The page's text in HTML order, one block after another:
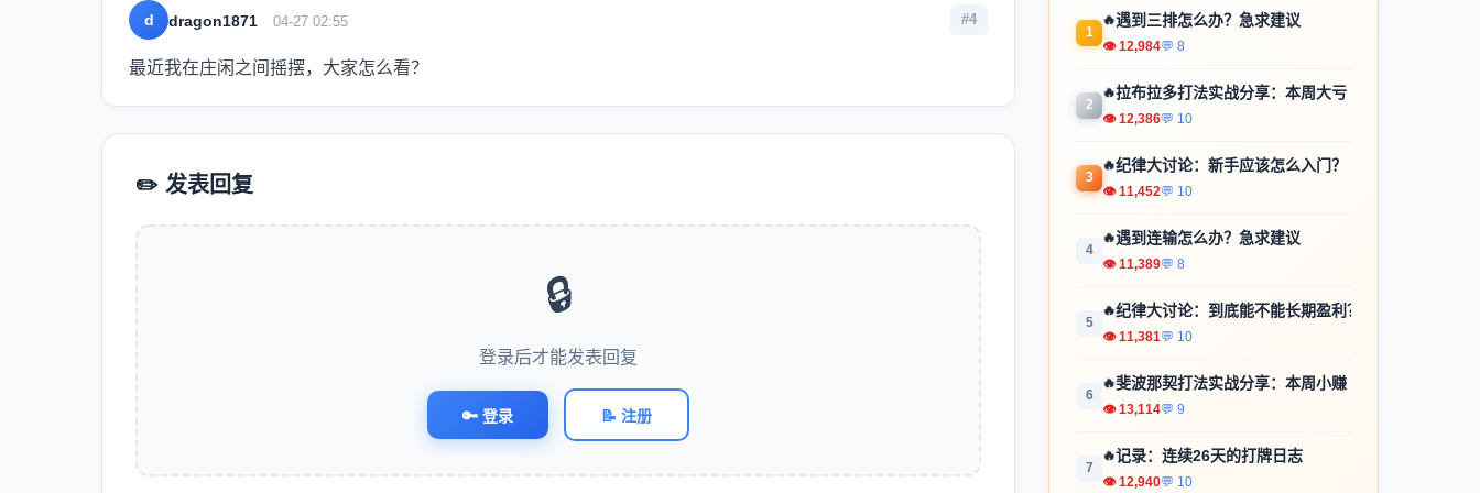
d dragon1871 04-27 02:55 #4
最近我在庄闲之间摇摆，大家怎么看？
✏️ 发表回复
🔒
登录后才能发表回复
🔑 登录 📝 注册
1
🔥遇到三排怎么办？急求建议
👁 12,984💬 8
2
🔥拉布拉多打法实战分享：本周大亏
👁 12,386💬 10
3
🔥纪律大讨论：新手应该怎么入门？
👁 11,452💬 10
4
🔥遇到连输怎么办？急求建议
👁 11,389💬 8
5
🔥纪律大讨论：到底能不能长期盈利？
👁 11,381💬 10
6
🔥斐波那契打法实战分享：本周小赚
👁 13,114💬 9
7
🔥记录：连续26天的打牌日志
👁 12,940💬 10